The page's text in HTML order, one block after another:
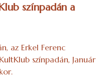
színpadán a
az Erkel Ferenc
színpadán, Január